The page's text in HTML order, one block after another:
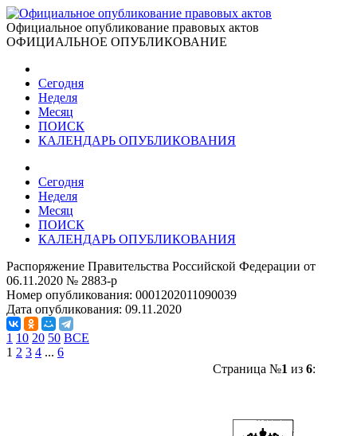
Официальное опубликование правовых актов
ОФИЦИАЛЬНОЕ ОПУБЛИКОВАНИЕ
Сегодня
Неделя
Месяц
ПОИСК
КАЛЕНДАРЬ ОПУБЛИКОВАНИЯ
Сегодня
Неделя
Месяц
ПОИСК
КАЛЕНДАРЬ ОПУБЛИКОВАНИЯ
Распоряжение Правительства Российской Федерации от
06.11.2020 № 2883-р
Номер опубликования: 0001202011090039
Дата опубликования: 09.11.2020
1 10 20 50 ВСЕ
1 2 3 4 ... 6
Страница №1 из 6: